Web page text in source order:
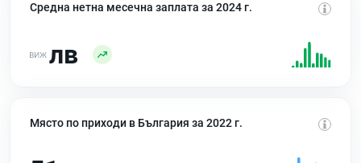
Средна нетна месечна заплата за 2024 г.
лв
Място по приходи в България за 2022 г.